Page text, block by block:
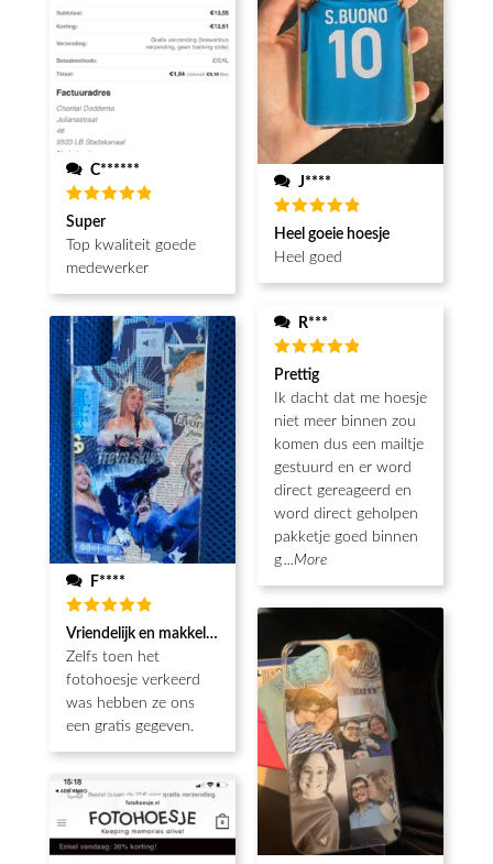
C******
Waardering
5uit 5
Super
Top kwaliteit goede
medewerker
F****
Waardering
5 uit 5
Vriendelijk en makkelijk
Zelfs toen het
fotohoesje verkeerd
was hebben ze ons
een gratis gegeven.
J****
Waardering
5uit 5
Heel goeie hoesje
Heel goed
R***
Waardering
5 uit 5
Prettig
Ik dacht dat me hoesje
niet meer binnen zou
komen dus een mailtje
gestuurd en er word
direct gereageerd en
word direct geholpen
pakketje goed binnen
g...More